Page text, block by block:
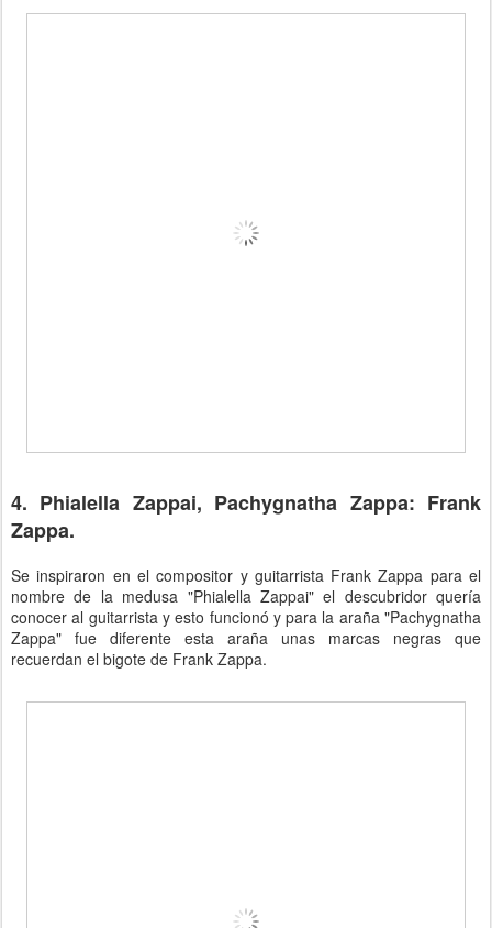
4. Phialella Zappai, Pachygnatha Zappa: Frank
Zappa.
Se inspiraron en el compositor y guitarrista Frank Zappa para el
nombre de la medusa "Phialella Zappai" el descubridor quería
conocer al guitarrista y esto funcionó y para la araña "Pachygnatha
Zappa" fue diferente esta araña unas marcas negras que
recuerdan el bigote de Frank Zappa.